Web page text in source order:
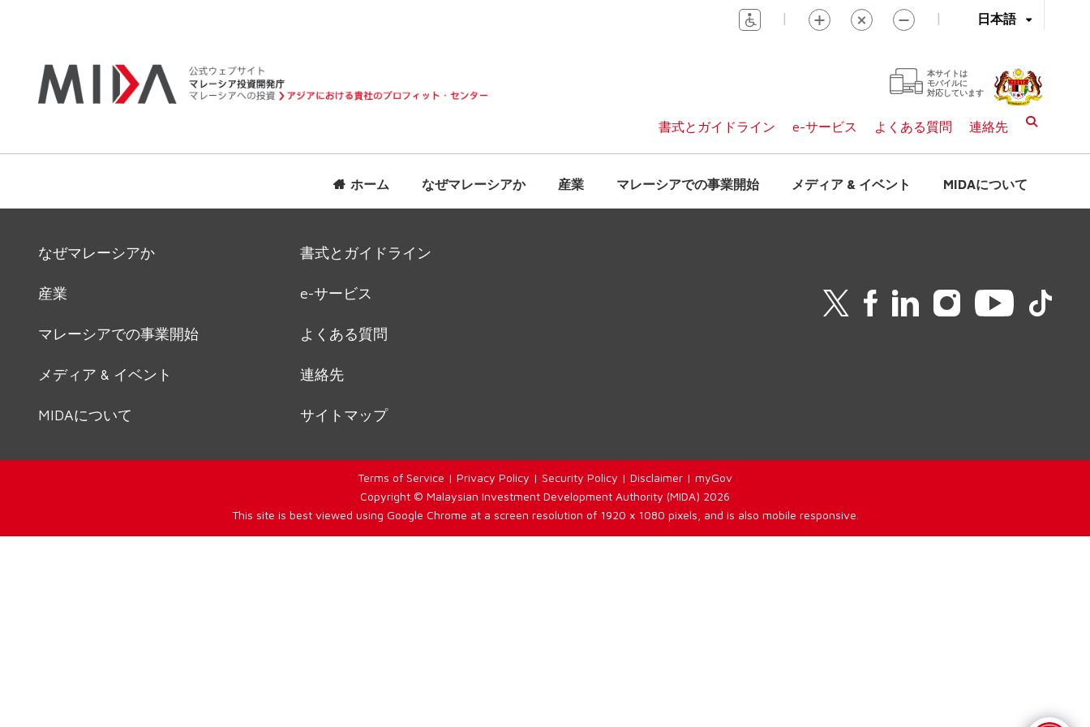
日本語
| |
本サイトは
モバイルに
対応しています
書式とガイドライン e-サービス よくある質問 連絡先
ホーム なぜマレーシアか 産業 マレーシアでの事業開始 メディア & イベント MIDAについて
なぜマレーシアか
産業
マレーシアでの事業開始
メディア & イベント
MIDAについて
書式とガイドライン
e-サービス
よくある質問
連絡先
サイトマップ
Terms of Service | Privacy Policy | Security Policy | Disclaimer | myGov
Copyright © Malaysian Investment Development Authority (MIDA) 2026
This site is best viewed using Google Chrome at a screen resolution of 1920 x 1080 pixels, and is also mobile responsive.